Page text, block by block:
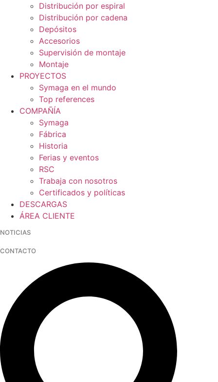
Distribución por espiral
Distribución por cadena
Depósitos
Accesorios
Supervisión de montaje
Montaje
PROYECTOS
Symaga en el mundo
Top references
COMPAÑÍA
Symaga
Fábrica
Historia
Ferias y eventos
RSC
Trabaja con nosotros
Certificados y políticas
DESCARGAS
ÁREA CLIENTE
NOTICIAS
CONTACTO